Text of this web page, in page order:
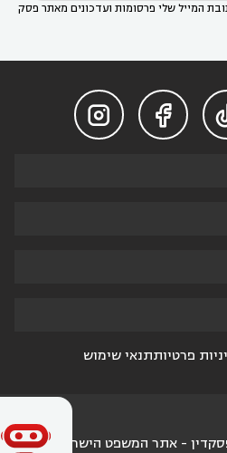
המייל שלי פרסומות ועדכונים מאתר פסק


פרטיותתנאי שימוש
- אתר המשפט הישראלי